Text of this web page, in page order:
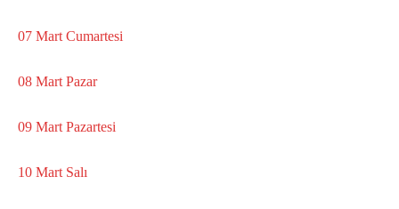
07 Mart Cumartesi
08 Mart Pazar
09 Mart Pazartesi
10 Mart Salı